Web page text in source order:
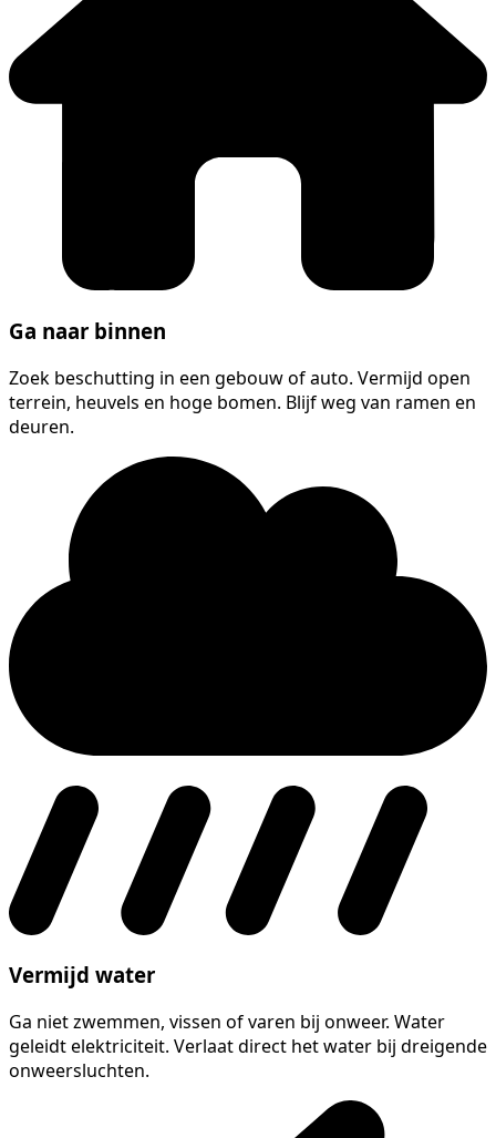
Ga naar binnen
Zoek beschutting in een gebouw of auto. Vermijd open
terrein, heuvels en hoge bomen. Blijf weg van ramen en
deuren.
Vermijd water
Ga niet zwemmen, vissen of varen bij onweer. Water
geleidt elektriciteit. Verlaat direct het water bij dreigende
onweersluchten.